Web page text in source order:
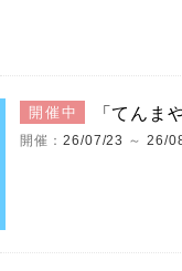
開催中 「てんま
開催：26/07/23 ～26/